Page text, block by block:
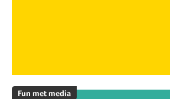
Fun met media